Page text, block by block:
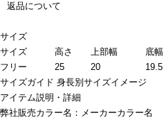
返品について
サイズ
サイズ
高さ 上部幅 底幅
フリー
25 20 19.5
サイズガイド 身長別サイズイメージ
アイテム説明・詳細
弊社販売カラー名：メーカーカラー名